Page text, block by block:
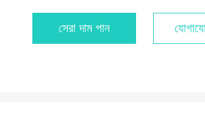
সেরা দাম পান